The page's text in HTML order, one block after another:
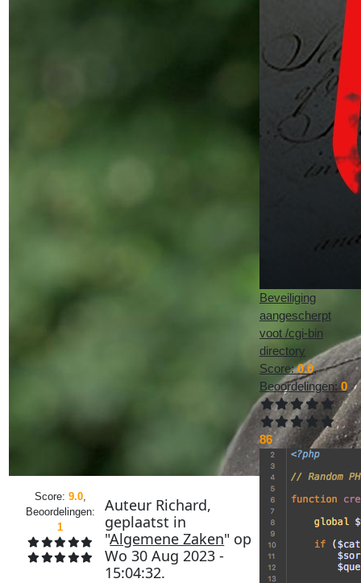
Score: 9.0,
Beoordelingen:
1
Auteur Richard,
geplaatst in
"Algemene Zaken" op
Wo 30 Aug 2023 -
15:04:32.
Beveiliging
aangescherpt
voot /cgi-bin
directory
Score:0.0,
Beoordelingen:0
86